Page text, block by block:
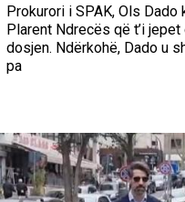
Prokurori i SPAK, Ols
Plarent Ndrecës që t’i
dosjen. Ndërkohë, Dado u
pa